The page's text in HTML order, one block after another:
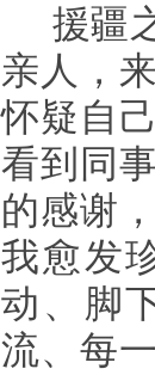
援疆
亲人，
怀疑自
看到同
的感谢
我愈发
动、脚
流、每